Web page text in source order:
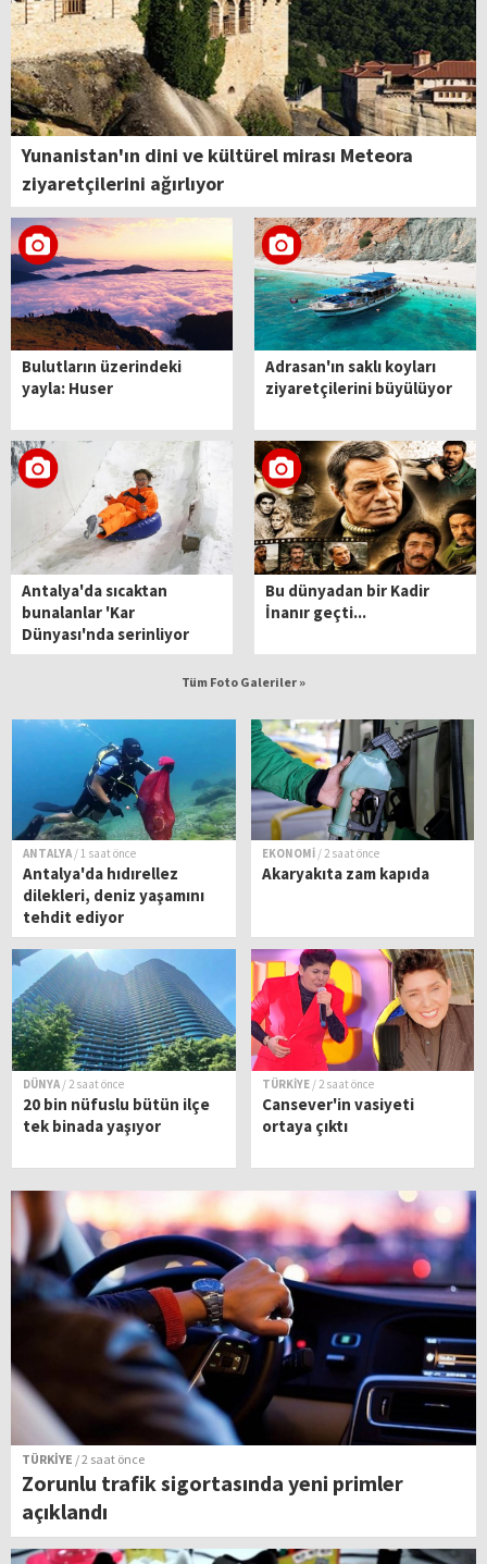
Yunanistan'ın dini ve kültürel mirası Meteora
ziyaretçilerini ağırlıyor
Bulutların üzerindeki
yayla: Huser
Adrasan'ın saklı koyları
ziyaretçilerini büyülüyor
Antalya'da sıcaktan
bunalanlar 'Kar
Dünyası'nda serinliyor
Bu dünyadan bir Kadir
İnanır geçti...
Tüm Foto Galeriler »
ANTALYA / 1 saat önce
Antalya'da hıdırellez
dilekleri, deniz yaşamını
tehdit ediyor
EKONOMİ / 2 saat önce
Akaryakıta zam kapıda
DÜNYA / 2 saat önce
20 bin nüfuslu bütün ilçe
tek binada yaşıyor
TÜRKİYE / 2 saat önce
Cansever'in vasiyeti
ortaya çıktı
TÜRKİYE / 2 saat önce
Zorunlu trafik sigortasında yeni primler
açıklandı